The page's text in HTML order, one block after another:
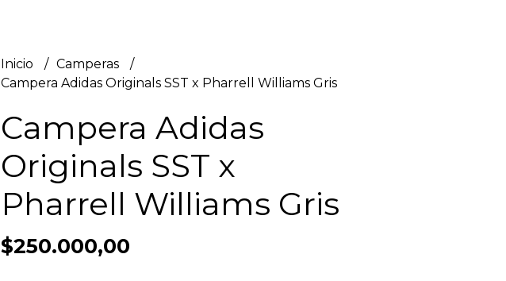
Inicio
Camperas
Campera Adidas Originals SST x Pharrell Williams Gris
Campera Adidas
Originals SST x
Pharrell Williams Gris
$250.000,00